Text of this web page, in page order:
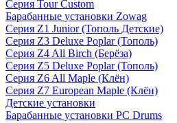
Серия Tour Custom
Барабанные установки Zowag
Серия Z1 Junior (Тополь Детские)
Серия Z3 Deluxe Poplar (Тополь)
Серия Z4 All Birch (Берёза)
Серия Z5 Deluxe Poplar (Тополь)
Серия Z6 All Maple (Клён)
Серия Z7 European Maple (Клён)
Детские установки
Барабанные установки PC Drums